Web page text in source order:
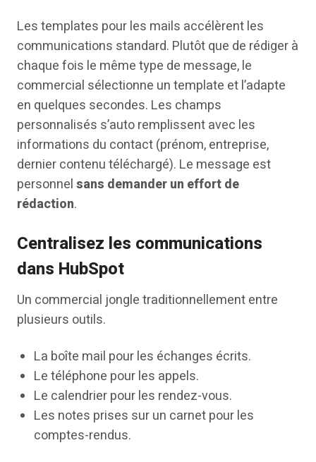
Les templates pour les mails accélèrent les
communications standard. Plutôt que de rédiger à
chaque fois le même type de message, le
commercial sélectionne un template et l’adapte
en quelques secondes. Les champs
personnalisés s’auto remplissent avec les
informations du contact (prénom, entreprise,
dernier contenu téléchargé). Le message est
personnelsans demander un effort de
rédaction.
Centralisez les communications
dans HubSpot
Un commercial jongle traditionnellement entre
plusieurs outils.
La boîte mail pour les échanges écrits.
Le téléphone pour les appels.
Le calendrier pour les rendez-vous.
Les notes prises sur un carnet pour les
comptes-rendus.